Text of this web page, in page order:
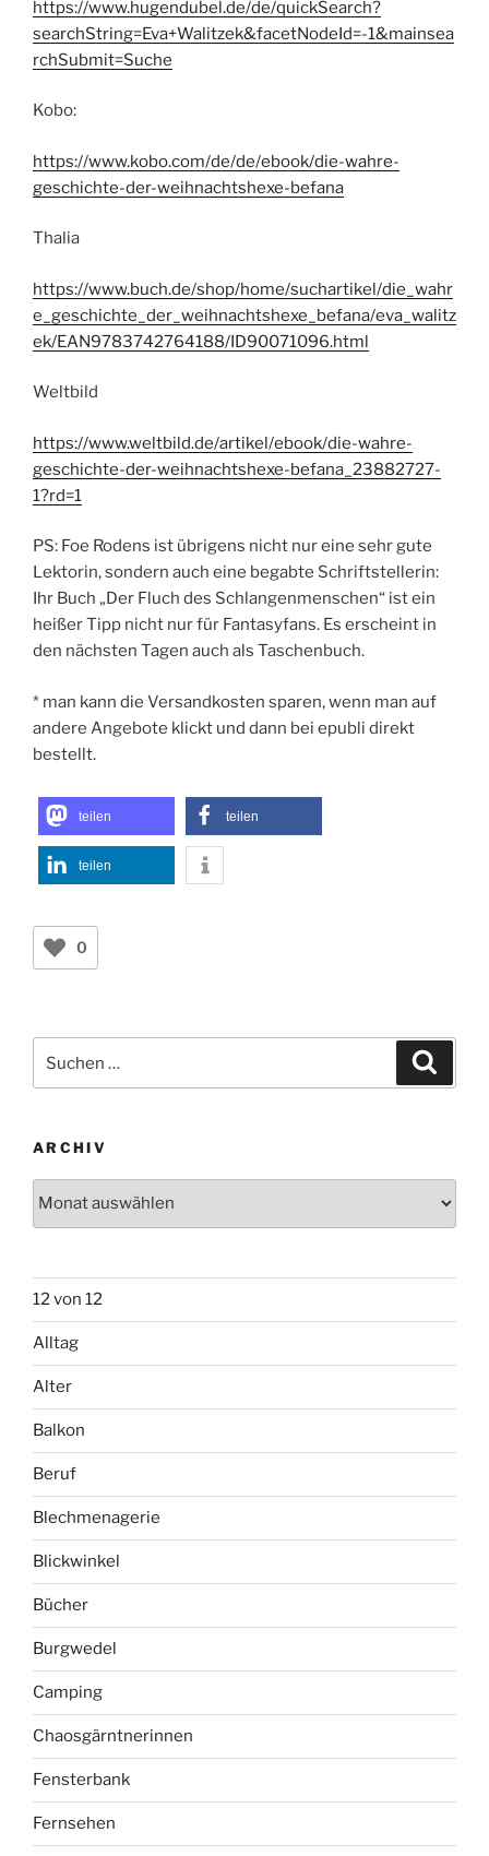
https://www.hugendubel.de/de/quickSearch?
searchString=Eva+Walitzek&facetNodeId=-1&mainsea
rchSubmit=Suche
Kobo:
https://www.kobo.com/de/de/ebook/die-wahre-
geschichte-der-weihnachtshexe-befana
Thalia
https://www.buch.de/shop/home/suchartikel/die_wahr
e_geschichte_der_weihnachtshexe_befana/eva_walitz
ek/EAN9783742764188/ID90071096.html
Weltbild
https://www.weltbild.de/artikel/ebook/die-wahre-
geschichte-der-weihnachtshexe-befana_23882727-
1?rd=1
PS: Foe Rodens ist übrigens nicht nur eine sehr gute
Lektorin, sondern auch eine begabte Schriftstellerin:
Ihr Buch „Der Fluch des Schlangenmenschen“ ist ein
heißer Tipp nicht nur für Fantasyfans. Es erscheint in
den nächsten Tagen auch als Taschenbuch.
* man kann die Versandkosten sparen, wenn man auf
andere Angebote klickt und dann bei epubli direkt
bestellt.
teilen teilen
teilen
0
nach:
ARCHIV
12 von 12
Alltag
Alter
Balkon
Beruf
Blechmenagerie
Blickwinkel
Bücher
Burgwedel
Camping
Chaosgärntnerinnen
Fensterbank
Fernsehen